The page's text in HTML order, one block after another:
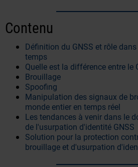
Contenu
Définition du GNSS et rôle
temps
Quelle est la différence entre le
Brouillage
Spoofing
Manipulation des signaux de
monde entier en temps réel
Les tendances à venir dans le
de l'usurpation d'identité GNSS
Solution pour la protection
brouillage et d'usurpation